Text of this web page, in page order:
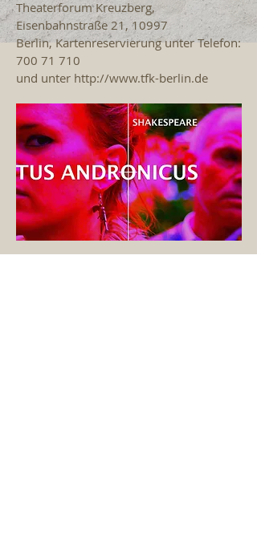
Theaterforum Kreuzberg,
Eisenbahnstraße 21, 10997
Berlin, Kartenreservierung unter Telefon:
700 71 710
und unter http://www.tfk-berlin.de